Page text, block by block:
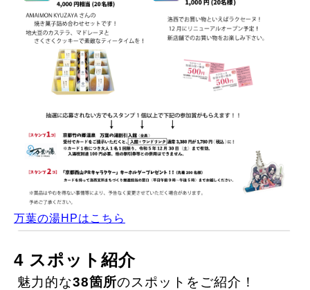
万葉の湯HPはこちら
4 スポット紹介
魅力的な38箇所のスポットをご紹介！